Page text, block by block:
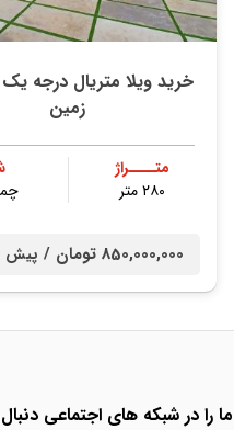
زمین
متــــراژ
۲۸۰ متر
850,000,000 تومان / پیش
ما را در شبکه های اجتماعی